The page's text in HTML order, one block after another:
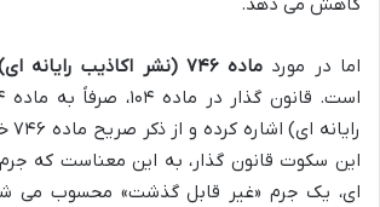
کاهش می دهد.
اما در مورد ماده ۷۴۶ (نشر اکاذیب رایانه ای)
این سکوت قانون گذار، به این معناست که جرم
ای، یک جرم «غیر قابل گذشت» محسوب می